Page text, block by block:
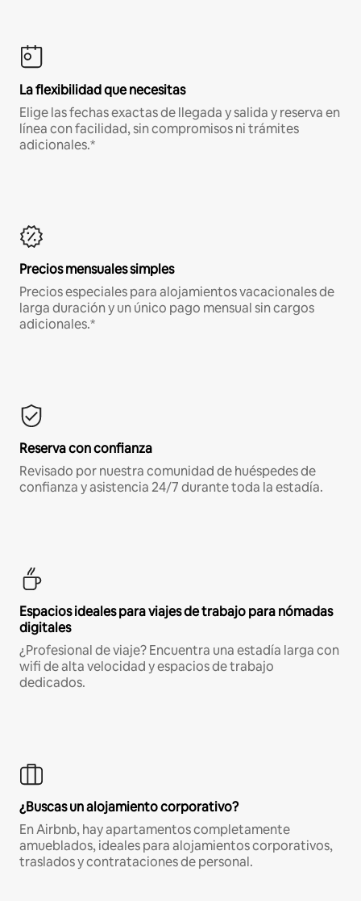
La flexibilidad que necesitas
Elige las fechas exactas de llegada y salida y reserva en
línea con facilidad, sin compromisos ni trámites
adicionales.*
Precios mensuales simples
Precios especiales para alojamientos vacacionales de
larga duración y un único pago mensual sin cargos
adicionales.*
Reserva con confianza
Revisado por nuestra comunidad de huéspedes de
confianza y asistencia 24/7 durante toda la estadía.
Espacios ideales para viajes de trabajo para nómadas
digitales
¿Profesional de viaje? Encuentra una estadía larga con
wifi de alta velocidad y espacios de trabajo
dedicados.
¿Buscas un alojamiento corporativo?
En Airbnb, hay apartamentos completamente
amueblados, ideales para alojamientos corporativos,
traslados y contrataciones de personal.